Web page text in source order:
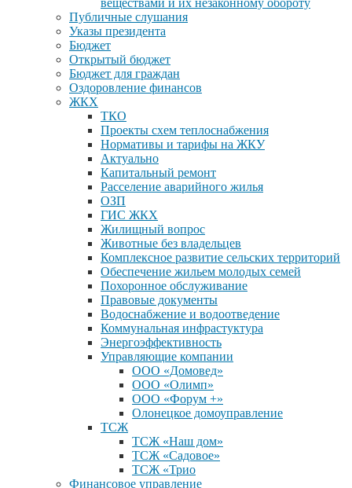
Публичные слушания
Указы президента
Бюджет
Открытый бюджет
Бюджет для граждан
Оздоровление финансов
ЖКХ
ТКО
Проекты схем теплоснабжения
Нормативы и тарифы на ЖКУ
Актуально
Капитальный ремонт
Расселение аварийного жилья
ОЗП
ГИС ЖКХ
Жилищный вопрос
Животные без владельцев
Комплексное развитие сельских территорий
Обеспечение жильем молодых семей
Похоронное обслуживание
Правовые документы
Водоснабжение и водоотведение
Коммунальная инфрастуктура
Энергоэффективность
Управляющие компании
ООО «Домовед»
ООО «Олимп»
ООО «Форум +»
Олонецкое домоуправление
ТСЖ
ТСЖ «Наш дом»
ТСЖ «Садовое»
ТСЖ «Трио
Финансовое управление